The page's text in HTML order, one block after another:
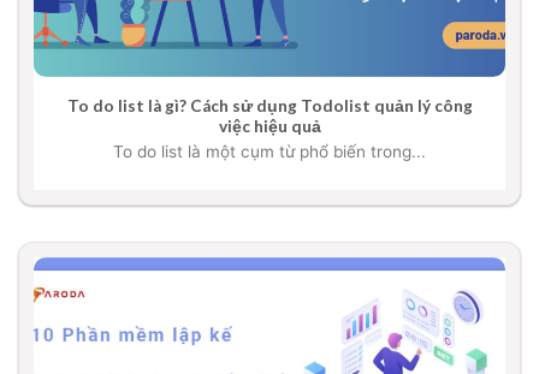
To do list là gì? Cách sử dụng Todolist quản lý công
việc hiệu quả
To do list là một cụm từ phổ biến trong...